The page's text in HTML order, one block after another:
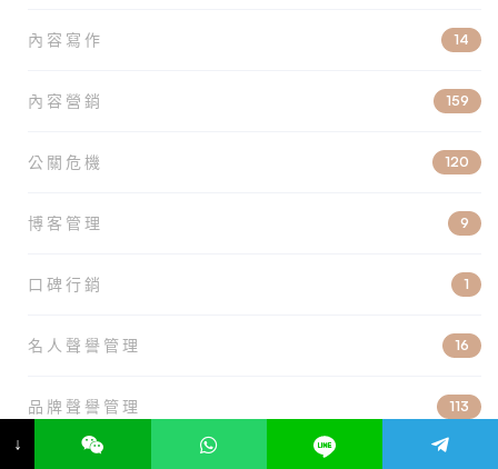
內容寫作 14
內容營銷 159
公關危機 120
博客管理 9
口碑行銷 1
名人聲譽管理 16
品牌聲譽管理 113
↓